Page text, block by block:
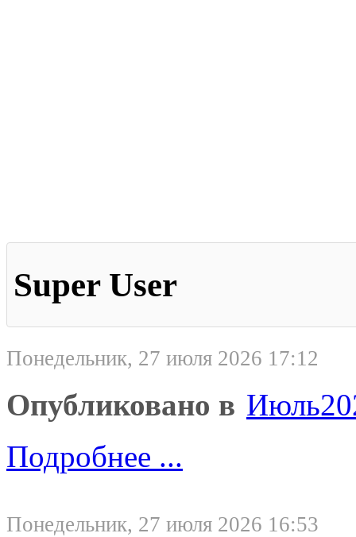
Super User
Понедельник, 27 июля 2026 17:12
Опубликовано в
Подробнее ...
Понедельник, 27 июля 2026 16:53